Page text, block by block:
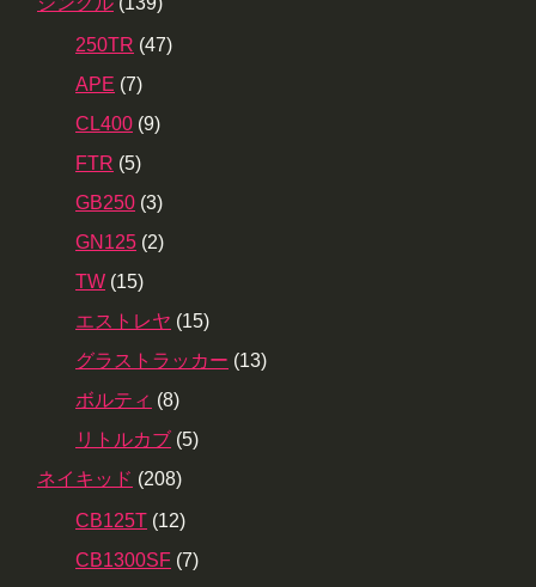
250TR (47)
APE (7)
CL400 (9)
FTR (5)
GB250 (3)
GN125 (2)
TW (15)
エストレヤ (15)
グラストラッカー (13)
ボルティ (8)
リトルカブ (5)
ネイキッド (208)
CB125T (12)
CB1300SF (7)